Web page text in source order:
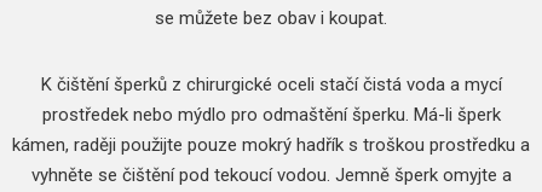
se můžete bez obav i koupat.
K čištění šperků z chirurgické oceli stačí čistá voda a mycí
prostředek nebo mýdlo pro odmaštění šperku. Má-li šperk
kámen, raději použijte pouze mokrý hadřík s troškou prostředku a
vyhněte se čištění pod tekoucí vodou. Jemně šperk omyjte a